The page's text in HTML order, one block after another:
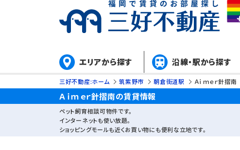
エリアから探す 沿線・駅から探す
三好不動産:ホーム 筑紫野市 朝倉街道駅 Ａｉｍｅｒ針摺南
Ａｉｍｅｒ針摺南の賃貸情報
ペット飼育相談可物件です。
インターネットも使い放題。
ショッピングモールも近くお買い物にも便利な立地です。